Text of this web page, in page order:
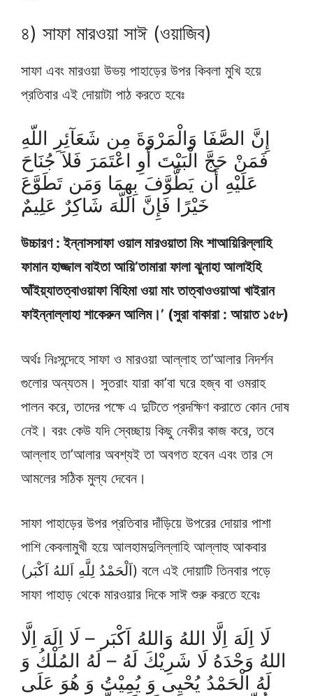
৪) সাফা মারওয়া সাঈ (ওয়াজিব)
সাফা এবং মারওয়া উভয় পাহাড়ের উপর কিবলা মুখি হয়ে
প্রতিবার এই দোয়াটা পাঠ করতে হবেঃ
إِنَّ الصَّفَا وَالْمَرْوَةَ مِن شَعَآئِرِ اللّهِ
فَمَنْ حَجَّ الْبَيْتَ أَوِ اعْتَمَرَ فَلاَ جُنَاحَ
عَلَيْهِ أَن يَطَّوَّفَ بِهِمَا وَمَن تَطَوَّعَ
خَيْرًا فَإِنَّ اللّهَ شَاكِرٌ عَلِيمٌ
উচ্চারণ : ইন্নাসসাফা ওয়াল মারওয়াতা মিং শাআয়িরিল্লাহি
ফামান হাজ্জাল বাইতা আয়ি’তামারা ফালা ঝুনাহা আলাইহি
আঁইয়্যাতত্বাওয়াফা বিহিমা ওয়া মাং তাত্বাওওয়াআ খাইরান
ফাইন্নাল্লাহা শাকেরুন আলিম।’ (সুরা বাকারা : আয়াত ১৫৮)
অর্থঃ নিঃসন্দেহে সাফা ও মারওয়া আল্লাহ তা’আলার নিদর্শন
গুলোর অন্যতম। সুতরাং যারা কা’বা ঘরে হজ্ব বা ওমরাহ
পালন করে, তাদের পক্ষে এ দুটিতে প্রদক্ষিণ করাতে কোন দোষ
নেই। বরং কেউ যদি স্বেচ্ছায় কিছু নেকীর কাজ করে, তবে
আল্লাহ তা’আলার অবশ্যই তা অবগত হবেন এবং তার সে
আমলের সঠিক মুল্য দেবেন।
সাফা পাহাড়ের উপর প্রতিবার দাঁড়িয়ে উপরের দোয়ার পাশা
পাশি কেবলামুখী হয়ে আলহামদুলিল্লাহি আল্লাহু আকবার
(اَلْحَمْدُ لِلَّهِ اَللهُ اَكْبَر) বলে এই দোয়াটি তিনবার পড়ে
সাফা পাহাড় থেকে মারওয়ার দিকে সাঈ শুরু করতে হবেঃ
لَا اِلَهَ اِلَّا اللهُ وَاللهُ اَكْبَر – لَا اِلَهَ اِلَّا
اللهُ وَحْدَهُ لَا شَرِيْكَ لَهُ – لَهُ المُلْكُ وَ
لَهُ الْحَمْدُ يُحْيِى وَ يُمِيْتُ وَ هُوَ عَلَى